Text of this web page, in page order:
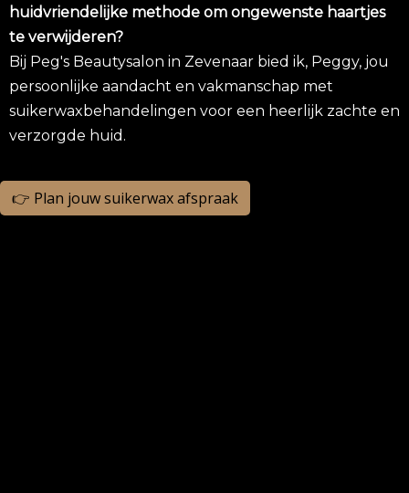
huidvriendelijke methode om ongewenste haartjes
te verwijderen?
Bij Peg's Beautysalon in Zevenaar bied ik, Peggy, jou
persoonlijke aandacht en vakmanschap met
suikerwaxbehandelingen voor een heerlijk zachte en
verzorgde huid.
👉 Plan jouw suikerwax afspraak